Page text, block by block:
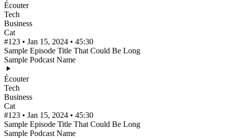
Écouter
Tech
Business
Cat
#123 • Jan 15, 2024 • 45:30
Sample Episode Title That Could Be Long
Sample Podcast Name
Écouter
Tech
Business
Cat
#123 • Jan 15, 2024 • 45:30
Sample Episode Title That Could Be Long
Sample Podcast Name